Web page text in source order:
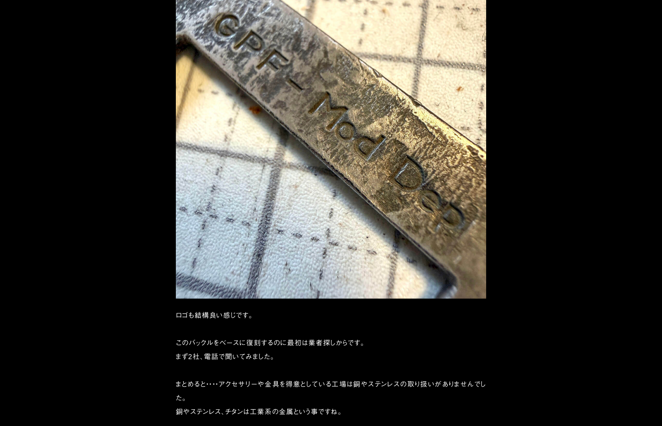
ロゴも結構良い感じです。
このバックルをベースに復刻するのに最初は業者探しからです。
まず2社、電話で聞いてみました。
まとめると・・・・アクセサリーや金具を得意としている工場は銅やステンレスの取り扱いがありませんでし
た。
銅やステンレス、チタンは工業系の金属という事ですね。